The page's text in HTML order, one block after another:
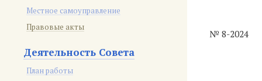
Местное самоуправление
Правовые акты
Деятельность Совета
План работы
№ 8-2024